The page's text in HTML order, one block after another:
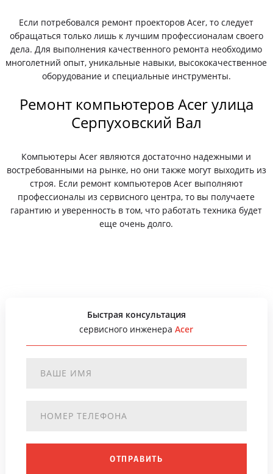
Если потребовался ремонт проекторов Acer, то следует
обращаться только лишь к лучшим профессионалам своего
дела. Для выполнения качественного ремонта необходимо
многолетний опыт, уникальные навыки, высококачественное
оборудование и специальные инструменты.
Ремонт компьютеров Acer улица
Серпуховский Вал
Компьютеры Acer являются достаточно надежными и
востребованными на рынке, но они также могут выходить из
строя. Если ремонт компьютеров Acer выполняют
профессионалы из сервисного центра, то вы получаете
гарантию и уверенность в том, что работать техника будет
еще очень долго.
Быстрая консультация
сервисного инженераAcer
ОТПРАВИТЬ